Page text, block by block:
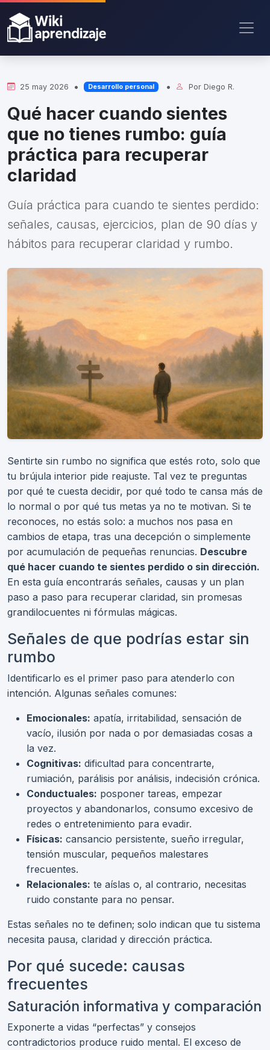
25 may 2026 • Desarrollo personal • PorDiego R.
Qué hacer cuando sientes
que no tienes rumbo: guía
práctica para recuperar
claridad
Guía práctica para cuando te sientes perdido:
señales, causas, ejercicios, plan de 90 días y
hábitos para recuperar claridad y rumbo.
Sentirte sin rumbo no significa que estés roto, solo que
tu brújula interior pide reajuste. Tal vez te preguntas
por qué te cuesta decidir, por qué todo te cansa más de
lo normal o por qué tus metas ya no te motivan. Si te
reconoces, no estás solo: a muchos nos pasa en
cambios de etapa, tras una decepción o simplemente
por acumulación de pequeñas renuncias. Descubre
qué hacer cuando te sientes perdido o sin dirección.
En esta guía encontrarás señales, causas y un plan
paso a paso para recuperar claridad, sin promesas
grandilocuentes ni fórmulas mágicas.
Señales de que podrías estar sin
rumbo
Identificarlo es el primer paso para atenderlo con
intención. Algunas señales comunes:
Emocionales: apatía, irritabilidad, sensación de
vacío, ilusión por nada o por demasiadas cosas a
la vez.
Cognitivas: dificultad para concentrarte,
rumiación, parálisis por análisis, indecisión crónica.
Conductuales: posponer tareas, empezar
proyectos y abandonarlos, consumo excesivo de
redes o entretenimiento para evadir.
Físicas: cansancio persistente, sueño irregular,
tensión muscular, pequeños malestares
frecuentes.
Relacionales: te aíslas o, al contrario, necesitas
ruido constante para no pensar.
Estas señales no te definen; solo indican que tu sistema
necesita pausa, claridad y dirección práctica.
Por qué sucede: causas
frecuentes
Saturación informativa y comparación
Exponerte a vidas “perfectas” y consejos
contradictorios produce ruido mental. El exceso de